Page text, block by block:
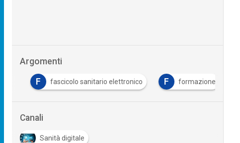
Argomenti
fascicolo sanitario elettronico formazione
Canali
Sanità digitale